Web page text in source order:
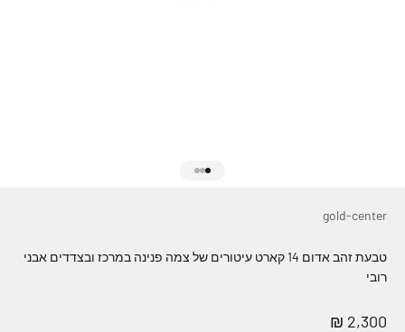
gold-center
טבעת זהב אדום 14 קארט עיטורים של צמה פנינה במרכז ובצדדים אבני
רובי
מחיר מבצע
2,300 ₪